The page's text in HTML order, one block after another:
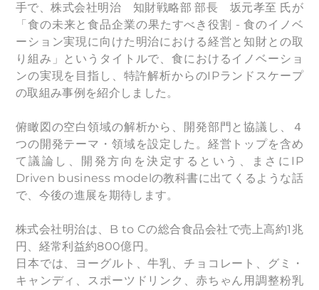
手で、株式会社明治 知財戦略部 部長 坂元孝至 氏が
「食の未来と食品企業の果たすべき役割 - 食のイノベ
ーション実現に向けた明治における経営と知財との取
り組み」というタイトルで、食におけるイノベーショ
ンの実現を目指し、特許解析からのIPランドスケープ
の取組み事例を紹介しました。
俯瞰図の空白領域の解析から、 開発部門と協議し、４
つの開発テーマ・領域を設定した。 経営トップを含め
て議論し、開発方向を決定するという、まさにIP
Driven business modelの教科書に出てくるような話
で、今後の進展を期待します。
株式会社明治は、B to Cの総合食品会社で売上高約1兆
円、経常利益約800億円。
日本では、ヨーグルト、牛乳、チョコレート、グミ・
キャンディ、スポーツドリンク、赤ちゃん用調整粉乳